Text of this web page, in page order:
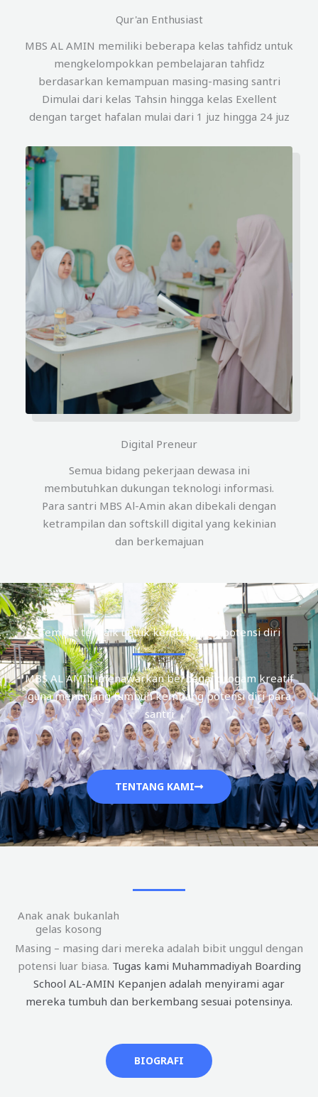
Qur'an Enthusiast
MBS AL AMIN memiliki beberapa kelas tahfidz untuk
mengkelompokkan pembelajaran tahfidz
berdasarkan kemampuan masing-masing santri
Dimulai dari kelas Tahsin hingga kelas Exellent
dengan target hafalan mulai dari 1 juz hingga 24 juz
Digital Preneur
Semua bidang pekerjaan dewasa ini
membutuhkan dukungan teknologi informasi.
Para santri MBS Al-Amin akan dibekali dengan
ketrampilan dan softskill digital yang kekinian
dan berkemajuan
Tempat terbaik untuk kembangkan potensi diri
MBS AL AMIN menawarkan berbagai progam kreatif
guna menunjang tumbuh kembang potensi diri para
santri
TENTANG KAMI
Anak anak bukanlah
gelas kosong
Masing – masing dari mereka adalah bibit unggul dengan
potensi luar biasa. Tugas kami Muhammadiyah Boarding
School AL-AMIN Kepanjen adalah menyirami agar
mereka tumbuh dan berkembang sesuai potensinya.
BIOGRAFI